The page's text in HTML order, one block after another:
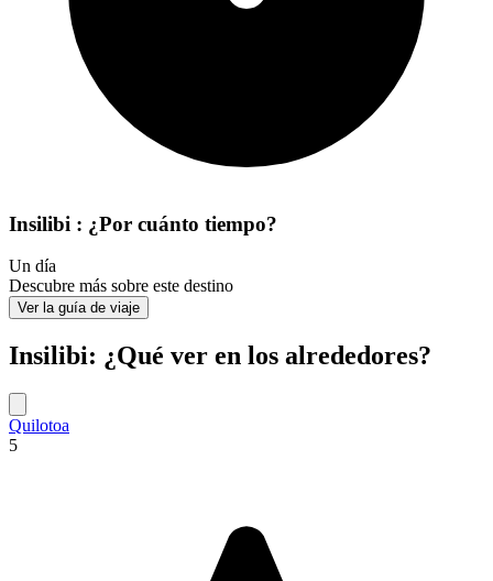
Insilibi : ¿Por cuánto tiempo?
Un día
Descubre más sobre este destino
Ver la guía de viaje
Insilibi: ¿Qué ver en los alrededores?
Quilotoa
5